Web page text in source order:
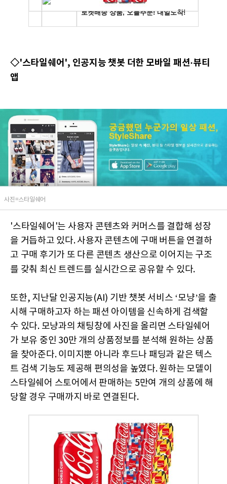
◇'스타일쉐어', 인공지능 챗봇 더한 모바일 패션·뷰티
앱
사진=스타일쉐어
'스타일쉐어'는 사용자 콘텐츠와 커머스를 결합해 성장
을 거듭하고 있다. 사용자 콘텐츠에 구매 버튼을 연결하
고 구매 후기가 또 다른 콘텐츠 생산으로 이어지는 구조
를 갖춰 최신 트렌드를 실시간으로 공유할 수 있다.
또한, 지난달 인공지능(AI) 기반 챗봇 서비스 ‘모냥’을 출
시해 구매하고자 하는 패션 아이템을 신속하게 검색할
수 있다. 모냥과의 채팅창에 사진을 올리면 스타일쉐어
가 보유 중인 30만 개의 상품정보를 분석해 원하는 상품
을 찾아준다. 이미지뿐 아니라 후드나 패딩과 같은 텍스
트 검색 기능도 제공해 편의성을 높였다. 원하는 모델이
스타일쉐어 스토어에서 판매하는 5만여 개의 상품에 해
당할 경우 구매까지 바로 연결된다.